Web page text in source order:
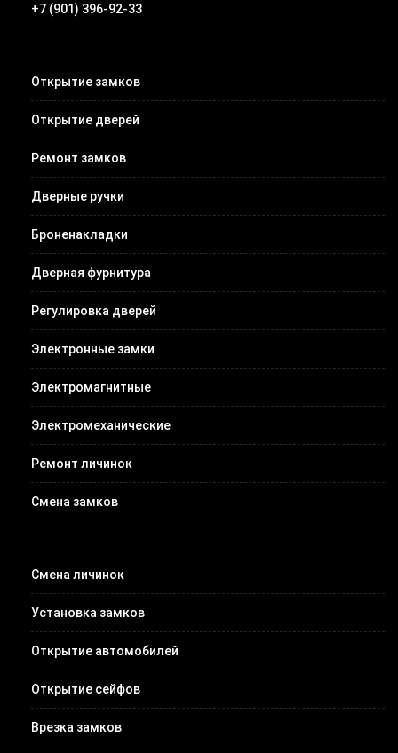
+7 (901) 396-92-33
Открытие замков
Открытие дверей
Ремонт замков
Дверные ручки
Броненакладки
Дверная фурнитура
Регулировка дверей
Электронные замки
Электромагнитные
Электромеханические
Ремонт личинок
Смена замков
Смена личинок
Установка замков
Открытие автомобилей
Открытие сейфов
Врезка замков